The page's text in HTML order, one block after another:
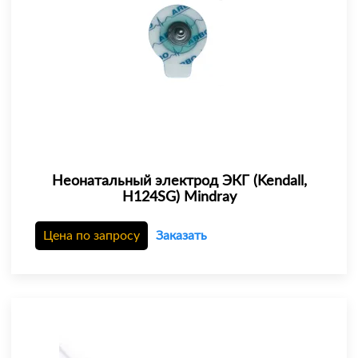
Неонатальный электрод ЭКГ (Kendall,
H124SG) Mindray
Цена по запросу Заказать